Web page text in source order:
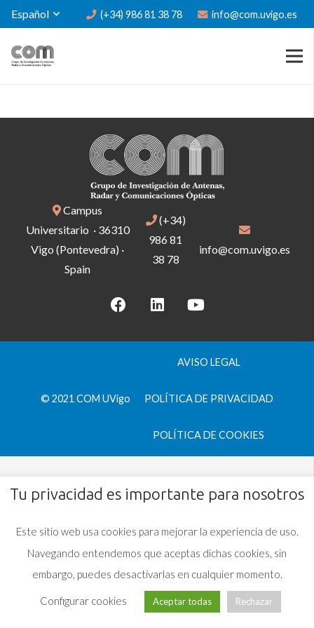
Español (+34) 986 81 38 78 info@com.uvigo.es
Campus
Universitario · 36310
Vigo (Pontevedra) ·
Spain
(+34)
986 81
38 78
info@com.uvigo.es
© 2021 COM UVigo
AVISO LEGAL
POLÍTICA DE PRIVACIDAD
POLÍTICA DE COOKIES
Tu privacidad es importante para nosotros
Este sitio web usa cookies para mejorar la experiencia de uso.
Navegando entendemos que aceptas dichas cookies, sin
embargo, puedes desactivarlas en cualquier momento.
Configurar cookies Aceptar todas Rechazar